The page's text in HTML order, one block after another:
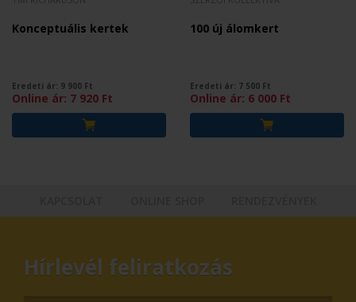
Konceptuális kertek
Eredeti ár: 9 900 Ft
Online ár: 7 920 Ft
100 új álomkert
Eredeti ár: 7 500 Ft
Online ár: 6 000 Ft
Hírlevél feliratkozás